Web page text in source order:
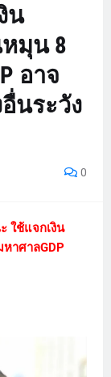
น
หมุน 8
อาจ
นระวัง
0
ใช้แจกเงิน
าศาลGDP